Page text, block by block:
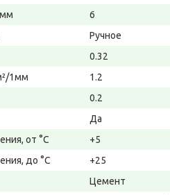
6
Ручное
0.32
1мм
1.2
0.2
Да
от °С
+5
до °С
+25
Цемент